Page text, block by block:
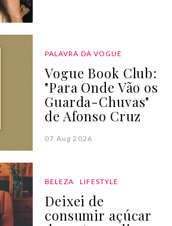
PALAVRA DA VOGUE
Vogue Book Club:
"Para Onde Vão os
Guarda-Chuvas"
de Afonso Cruz
07 Aug 2026
BELEZA LIFESTYLE
Deixei de
consumir açúcar